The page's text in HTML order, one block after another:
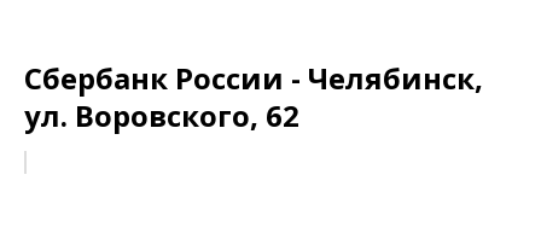
Сбербанк России - Челябинск,
ул. Воровского, 62